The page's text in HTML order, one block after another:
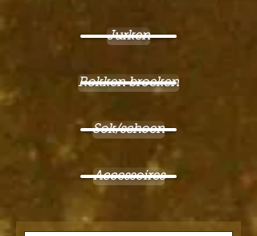
Jurken
Rokken broeken
Sok/schoen
Accessoires